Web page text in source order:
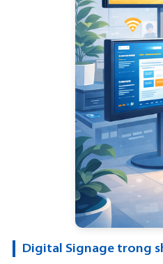
Digital Signage trong